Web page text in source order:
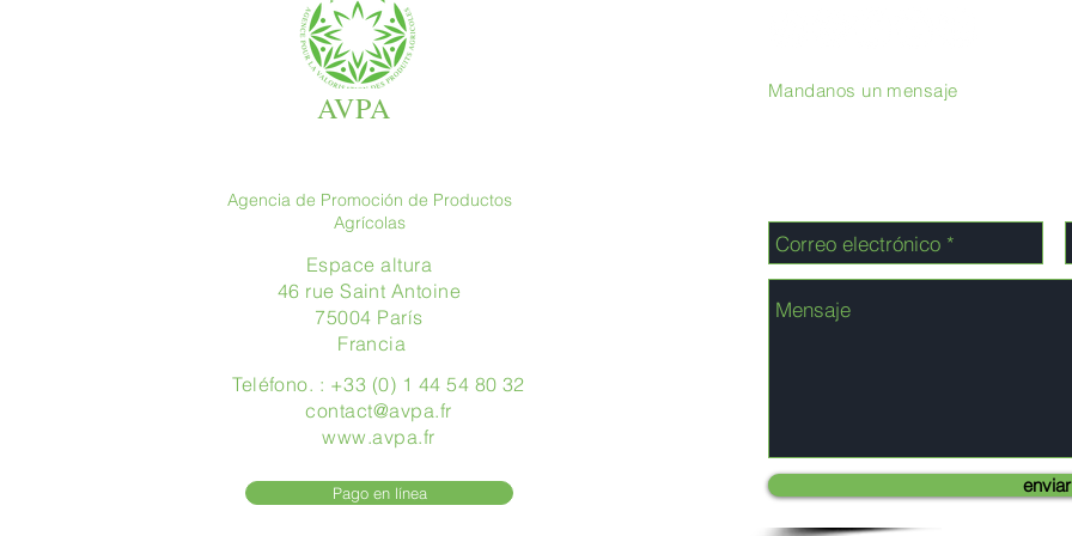
AVPA
Agencia de Promoción de Productos
Agrícolas
Espace altura
46 rue Saint Antoine
75004 París
​ Francia
Teléfono. : +33 (0) 1 44 54 80 32
contact@avpa.fr
www.avpa.fr
Pago en línea
Mandanos un mensaje